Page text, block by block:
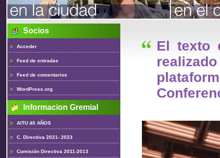
de Trabajo
del UruguayEl texto
Socios
Acceder
Feed de entradas
Feed de comentarios
WordPress.org
Informacion Gremial
AITU 40 AÑOS
C. Directiva 2021- 2023
Comisión Directiva 2011-2013